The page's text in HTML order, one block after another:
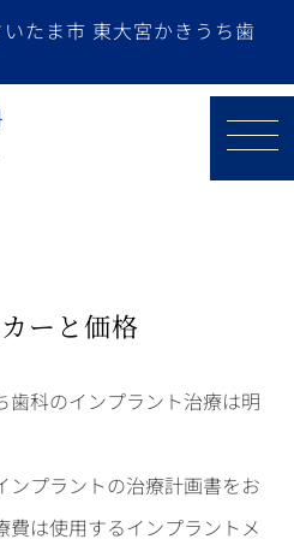
たま市 東大宮かきうち歯
ーと価格
歯科のインプラント治療は明
ンプラントの治療計画書をお
は使用するインプラントメ